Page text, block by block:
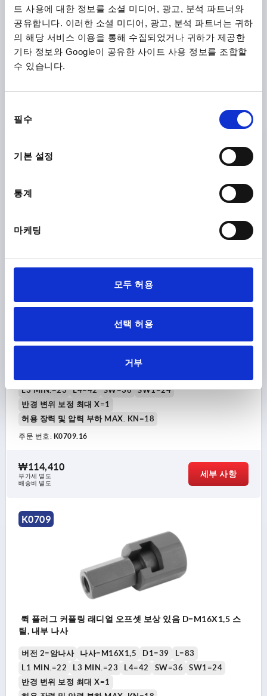
트 사용에 대한 정보를 소셜 미디어, 광고, 분석 파트너와
공유합니다. 이러한 소셜 미디어, 광고, 분석 파트너는 귀하
의 해당 서비스 이용을 통해 수집되었거나 귀하가 제공한
기타 정보와 Google이 공유한 사이트 사용 정보를 조합할
수 있습니다.
필수
기본 설정
통계
마케팅
모두 허용
선택 허용
거부
퀵 플러그 커플링 래디얼 오프셋 보상 있음 D=M12X1,25 스
SW1=19
반경 변위 보정 최대 X=0,8
주문 번호:
₩94,100
부가세 별도
세부 사항
퀵 플러그 커플링 래디얼 오프셋 보상 있음 D=M16 스틸, 내
L3 MIN.=23
L4=42 SW=36
SW1=24
반경 변위 보정 최대 X=1
허용 장력 및 압력 부하 MAX. KN=18
주문 번호: K0709.16
₩114,410
부가세 별도
배송비 별도
세부 사항
K0709
퀵 플러그 커플링 래디얼 오프셋 보상 있음 D=M16X1,5 스
틸, 내부 나사
버전 2=암나사 나사=M16X1,5 D1=39
L=83
L1 MIN.=22
L3 MIN.=23 L4=42 SW=36
SW1=24
반경 변위 보정 최대 X=1